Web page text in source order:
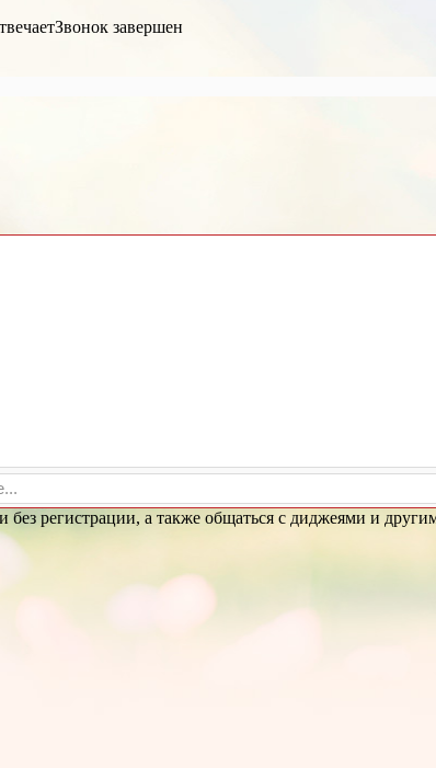
Звонок завершен
без регистрации, а также общаться с диджеями и